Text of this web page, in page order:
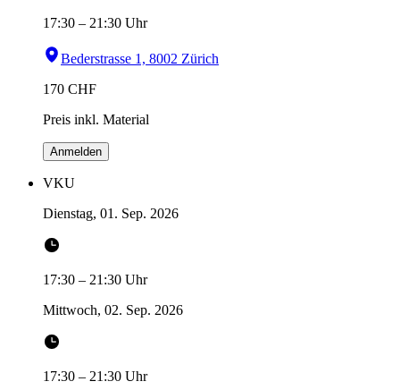
17:30 – 21:30 Uhr
Bederstrasse 1, 8002 Zürich
170 CHF
Preis inkl. Material
Anmelden
VKU
Dienstag, 01. Sep. 2026
17:30 – 21:30 Uhr
Mittwoch, 02. Sep. 2026
17:30 – 21:30 Uhr